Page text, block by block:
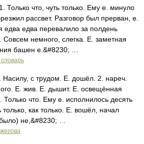
Только что, чуть только. Ему е. минуло
рассвет. Разговор был прерван, е.
едва едва перевалило за полдень
Совсем немного, слегка. Е. заметная
башен е.&#8230; …
с трудом. Е. дошёл. 2. нареч.
Е. жив. Е. дышит. Е. освещённая
Только что. Ему е. исполнилось десять
как только. Е. вошёл, начал
не,&#8230; …